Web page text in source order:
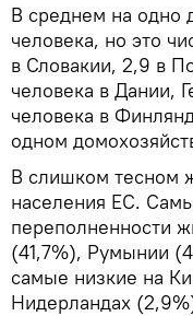
В среднем на одно
человека, но это
в Словакии, 2,9 в
человека в Дании,
человека в
одном
В слишком тесном
населения ЕС.
переполненности
(41,7%), Румынии
самые низкие на
Нидерландах